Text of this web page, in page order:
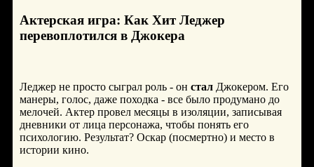
Актерская игра: Как Хит Леджер
перевоплотился в Джокера
Леджер не просто сыграл роль - он стал Джокером. Его
манеры, голос, даже походка - все было продумано до
мелочей. Актер провел месяцы в изоляции, записывая
дневники от лица персонажа, чтобы понять его
психологию. Результат? Оскар (посмертно) и место в
истории кино.